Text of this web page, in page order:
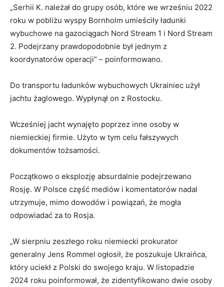
„Serhii K. należał do grupy osób, które we wrześniu 2022
roku w pobliżu wyspy Bornholm umieściły ładunki
wybuchowe na gazociągach Nord Stream 1 i Nord Stream
2. Podejrzany prawdopodobnie był jednym z
koordynatorów operacji” – poinformowano.
Do transportu ładunków wybuchowych Ukrainiec użył
jachtu żaglowego. Wypłynął on z Rostocku.
Wcześniej jacht wynajęto poprzez inne osoby w
niemieckiej firmie. Użyto w tym celu fałszywych
dokumentów tożsamości.
Początkowo o eksplozję absurdalnie podejrzewano
Rosję. W Polsce część mediów i komentatorów nadal
utrzymuje, mimo dowodów i powiązań, że mogła
odpowiadać za to Rosja.
„W sierpniu zeszłego roku niemiecki prokurator
generalny Jens Rommel ogłosił, że poszukuje Ukraińca,
który uciekł z Polski do swojego kraju. W listopadzie
2024 roku poinformował, że zidentyfikowano dwie osoby